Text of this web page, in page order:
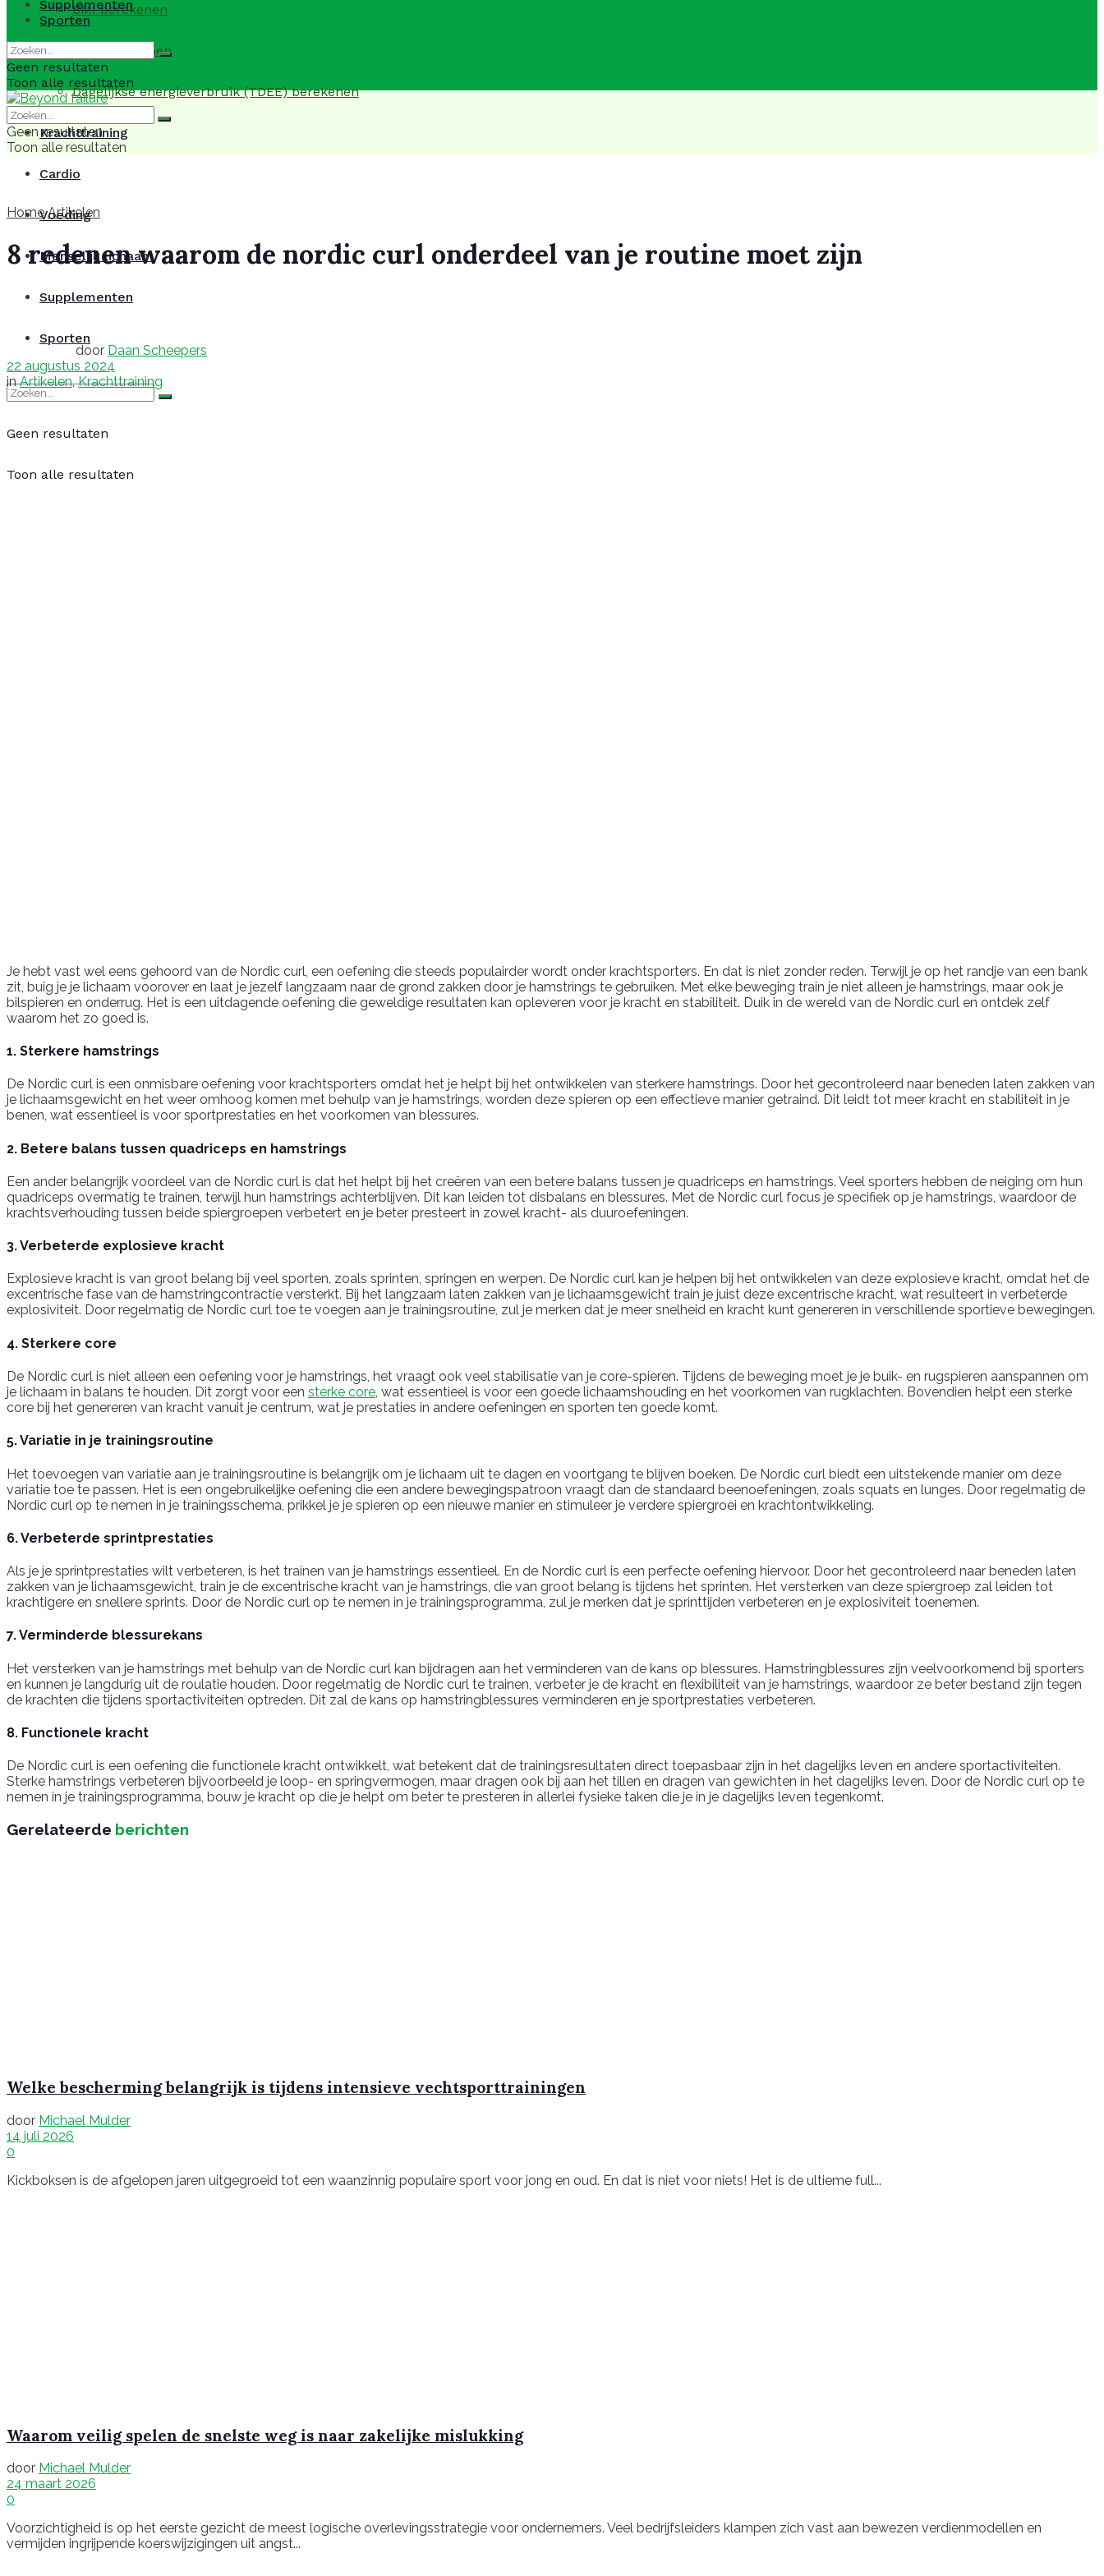
BMI berekenen
BMR berekenen
Dagelijkse energieverbruik (TDEE) berekenen
Krachttraining
Cardio
Voeding
Menselijk lichaam
Supplementen
Sporten
Geen resultaten
Toon alle resultaten
Supplementen
Sporten
Geen resultaten
Toon alle resultaten
Geen resultaten
Toon alle resultaten
Home Artikelen
8 redenen waarom de nordic curl onderdeel van je routine moet zijn
door Daan Scheepers
22 augustus 2024
in Artikelen,Krachttraining
Je hebt vast wel eens gehoord van de Nordic curl, een oefening die steeds populairder wordt onder krachtsporters. En dat is niet zonder reden. Terwijl je op het randje van een bank
zit, buig je je lichaam voorover en laat je jezelf langzaam naar de grond zakken door je hamstrings te gebruiken. Met elke beweging train je niet alleen je hamstrings, maar ook je
bilspieren en onderrug. Het is een uitdagende oefening die geweldige resultaten kan opleveren voor je kracht en stabiliteit. Duik in de wereld van de Nordic curl en ontdek zelf
waarom het zo goed is.
1. Sterkere hamstrings
De Nordic curl is een onmisbare oefening voor krachtsporters omdat het je helpt bij het ontwikkelen van sterkere hamstrings. Door het gecontroleerd naar beneden laten zakken van
je lichaamsgewicht en het weer omhoog komen met behulp van je hamstrings, worden deze spieren op een effectieve manier getraind. Dit leidt tot meer kracht en stabiliteit in je
benen, wat essentieel is voor sportprestaties en het voorkomen van blessures.
2. Betere balans tussen quadriceps en hamstrings
Een ander belangrijk voordeel van de Nordic curl is dat het helpt bij het creëren van een betere balans tussen je quadriceps en hamstrings. Veel sporters hebben de neiging om hun
quadriceps overmatig te trainen, terwijl hun hamstrings achterblijven. Dit kan leiden tot disbalans en blessures. Met de Nordic curl focus je specifiek op je hamstrings, waardoor de
krachtsverhouding tussen beide spiergroepen verbetert en je beter presteert in zowel kracht- als duuroefeningen.
3. Verbeterde explosieve kracht
Explosieve kracht is van groot belang bij veel sporten, zoals sprinten, springen en werpen. De Nordic curl kan je helpen bij het ontwikkelen van deze explosieve kracht, omdat het de
excentrische fase van de hamstringcontractie versterkt. Bij het langzaam laten zakken van je lichaamsgewicht train je juist deze excentrische kracht, wat resulteert in verbeterde
explosiviteit. Door regelmatig de Nordic curl toe te voegen aan je trainingsroutine, zul je merken dat je meer snelheid en kracht kunt genereren in verschillende sportieve bewegingen.
4. Sterkere core
De Nordic curl is niet alleen een oefening voor je hamstrings, het vraagt ook veel stabilisatie van je core-spieren. Tijdens de beweging moet je je buik- en rugspieren aanspannen om
je lichaam in balans te houden. Dit zorgt voor een sterke core, wat essentieel is voor een goede lichaamshouding en het voorkomen van rugklachten. Bovendien helpt een sterke
core bij het genereren van kracht vanuit je centrum, wat je prestaties in andere oefeningen en sporten ten goede komt.
5. Variatie in je trainingsroutine
Het toevoegen van variatie aan je trainingsroutine is belangrijk om je lichaam uit te dagen en voortgang te blijven boeken. De Nordic curl biedt een uitstekende manier om deze
variatie toe te passen. Het is een ongebruikelijke oefening die een andere bewegingspatroon vraagt dan de standaard beenoefeningen, zoals squats en lunges. Door regelmatig de
Nordic curl op te nemen in je trainingsschema, prikkel je je spieren op een nieuwe manier en stimuleer je verdere spiergroei en krachtontwikkeling.
6. Verbeterde sprintprestaties
Als je je sprintprestaties wilt verbeteren, is het trainen van je hamstrings essentieel. En de Nordic curl is een perfecte oefening hiervoor. Door het gecontroleerd naar beneden laten
zakken van je lichaamsgewicht, train je de excentrische kracht van je hamstrings, die van groot belang is tijdens het sprinten. Het versterken van deze spiergroep zal leiden tot
krachtigere en snellere sprints. Door de Nordic curl op te nemen in je trainingsprogramma, zul je merken dat je sprinttijden verbeteren en je explosiviteit toenemen.
7. Verminderde blessurekans
Het versterken van je hamstrings met behulp van de Nordic curl kan bijdragen aan het verminderen van de kans op blessures. Hamstringblessures zijn veelvoorkomend bij sporters
en kunnen je langdurig uit de roulatie houden. Door regelmatig de Nordic curl te trainen, verbeter je de kracht en flexibiliteit van je hamstrings, waardoor ze beter bestand zijn tegen
de krachten die tijdens sportactiviteiten optreden. Dit zal de kans op hamstringblessures verminderen en je sportprestaties verbeteren.
8. Functionele kracht
De Nordic curl is een oefening die functionele kracht ontwikkelt, wat betekent dat de trainingsresultaten direct toepasbaar zijn in het dagelijks leven en andere sportactiviteiten.
Sterke hamstrings verbeteren bijvoorbeeld je loop- en springvermogen, maar dragen ook bij aan het tillen en dragen van gewichten in het dagelijks leven. Door de Nordic curl op te
nemen in je trainingsprogramma, bouw je kracht op die je helpt om beter te presteren in allerlei fysieke taken die je in je dagelijks leven tegenkomt.
Gerelateerde berichten
Welke bescherming belangrijk is tijdens intensieve vechtsporttrainingen
door Michael Mulder
14 juli 2026
0
Kickboksen is de afgelopen jaren uitgegroeid tot een waanzinnig populaire sport voor jong en oud. En dat is niet voor niets! Het is de ultieme full...
Waarom veilig spelen de snelste weg is naar zakelijke mislukking
door Michael Mulder
24 maart 2026
0
Voorzichtigheid is op het eerste gezicht de meest logische overlevingsstrategie voor ondernemers. Veel bedrijfsleiders klampen zich vast aan bewezen verdienmodellen en
vermijden ingrijpende koerswijzigingen uit angst...